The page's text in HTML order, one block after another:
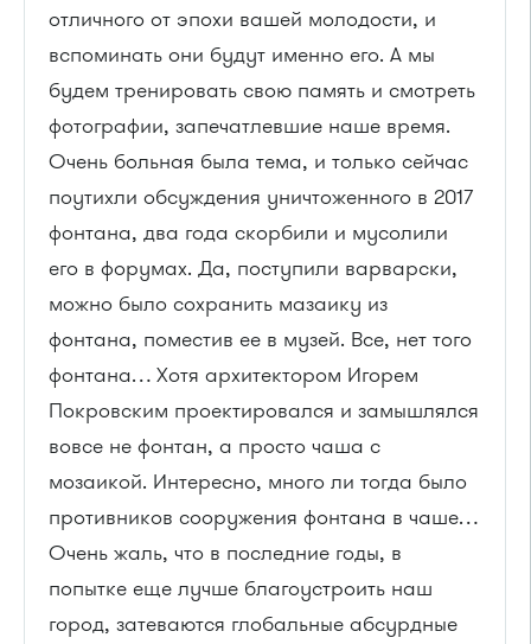
отличного от эпохи вашей молодости, и
вспоминать они будут именно его. А мы
будем тренировать свою память и смотреть
фотографии, запечатлевшие наше время.
Очень больная была тема, и только сейчас
поутихли обсуждения уничтоженного в 2017
фонтана, два года скорбили и мусолили
его в форумах. Да, поступили варварски,
можно было сохранить мазаику из
фонтана, поместив ее в музей. Все, нет того
фонтана… Хотя архитектором Игорем
Покровским проектировался и замышлялся
вовсе не фонтан, а просто чаша с
мозаикой. Интересно, много ли тогда было
противников сооружения фонтана в чаше…
Очень жаль, что в последние годы, в
попытке еще лучше благоустроить наш
город, затеваются глобальные абсурдные